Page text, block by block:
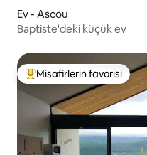
Ev - Ascou
Baptiste'deki küçük ev
Misafirlerin favorilerinden
Misafirlerin favorisi